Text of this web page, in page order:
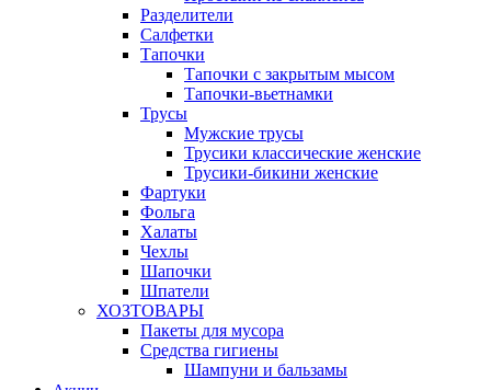
Разделители
Салфетки
Тапочки
Тапочки с закрытым мысом
Тапочки-вьетнамки
Трусы
Мужские трусы
Трусики классические женские
Трусики-бикини женские
Фартуки
Фольга
Халаты
Чехлы
Шапочки
Шпатели
ХОЗТОВАРЫ
Пакеты для мусора
Средства гигиены
Шампуни и бальзамы